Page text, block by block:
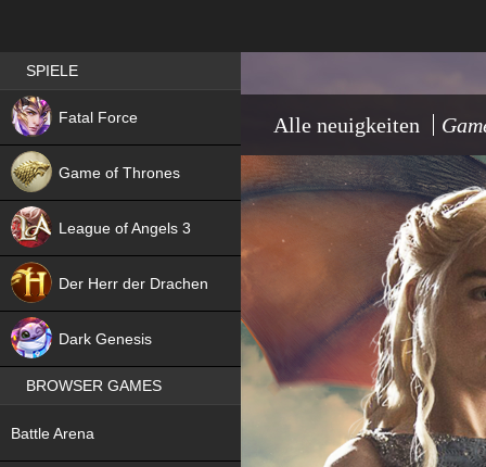
Alle neuigkeiten
Best RPG games in Germany
SPIELE
Fatal Force
NEW
Game of Thrones
League of Angels 3
Der Herr der Drachen
Dark Genesis
NEW
BROWSER GAMES
Battle Arena